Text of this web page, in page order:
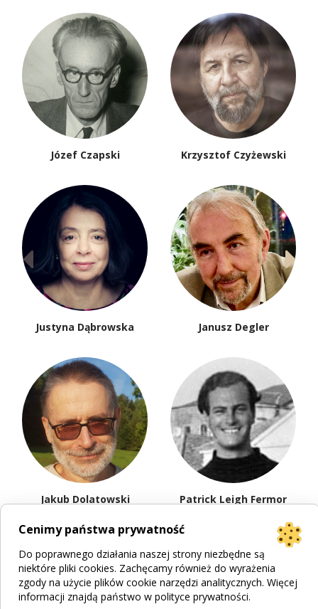
Józef Czapski Krzysztof Czyżewski
Justyna Dąbrowska Janusz Degler
Jakub Dolatowski Patrick Leigh Fermor
Cenimy państwa prywatność
Do poprawnego działania naszej strony niezbędne są
niektóre pliki cookies. Zachęcamy również do wyrażenia
zgody na użycie plików cookie narzędzi analitycznych. Więcej
informacji znajdą państwo w polityce prywatności.